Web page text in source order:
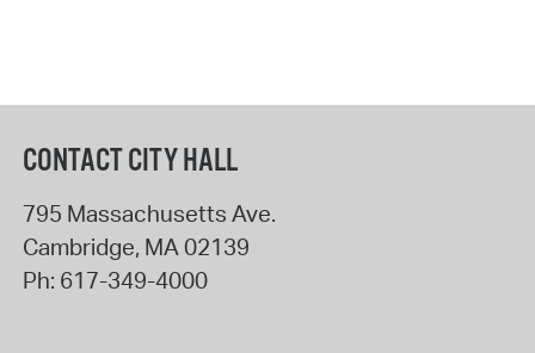
CONTACT CITY HALL
795 Massachusetts Ave.
Cambridge, MA02139
Ph: 617-349-4000